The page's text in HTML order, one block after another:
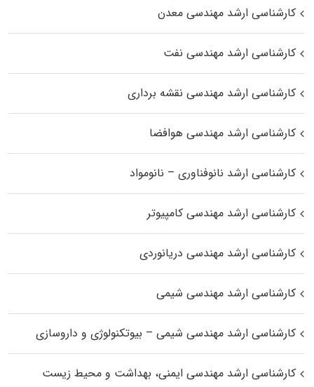
کارشناسی ارشد مهندسی معدن
کارشناسی ارشد مهندسی نفت
کارشناسی ارشد مهندسی نقشه برداری
کارشناسی ارشد مهندسی هوافضا
کارشناسی ارشد نانوفناوری – نانومواد
کارشناسی ارشد مهندسی کامپیوتر
کارشناسی ارشد مهندسی دریانوردی
کارشناسی ارشد مهندسی شیمی
کارشناسی ارشد مهندسی شیمی – بیوتکنولوژی و داروسازی
کارشناسی ارشد مهندسی ایمنی، بهداشت و محیط زیست